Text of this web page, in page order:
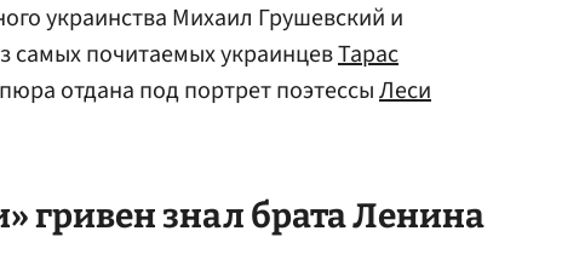
украинства Михаил Грушевский и
самых почитаемых украинцевТарас
отдана под портрет поэтессыЛеси
гривен знал брата Ленина